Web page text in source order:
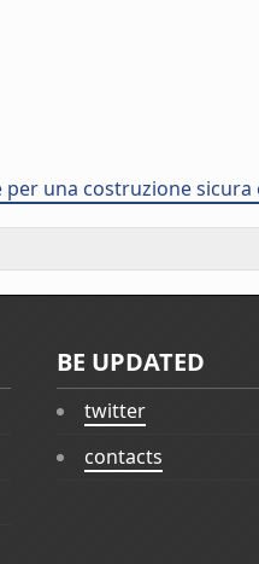
una costruzione sicura
BE UPDATED
twitter
contacts